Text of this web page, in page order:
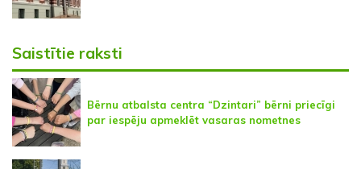
Saistītie raksti
Bērnu atbalsta centra “Dzintari” bērni priecīgi
par iespēju apmeklēt vasaras nometnes